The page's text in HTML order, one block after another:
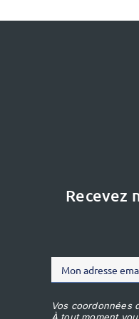
Recevez
Vos coordonnées